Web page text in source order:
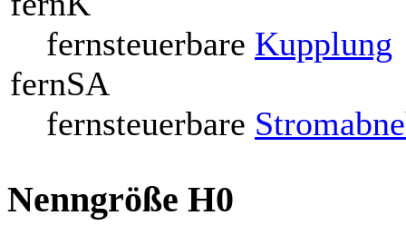
fernsteuerbare Kupplung
fernSA
fernsteuerbare
Nenngröße H0